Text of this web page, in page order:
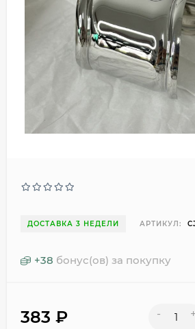
ДОСТАВКА 3 НЕДЕЛИ АРТИКУЛ:
+38 бонус(ов) за покупку
383 ₽ - +